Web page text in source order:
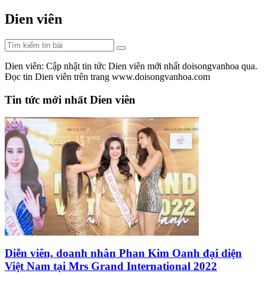
Dien viên
Dien viên: Cập nhật tin tức Dien viên mới nhất doisongvanhoa qua.
Đọc tin Dien viên trên trang www.doisongvanhoa.com
Tin tức mới nhất Dien viên
Diễn viên, doanh nhân Phan Kim Oanh đại diện
Việt Nam tại Mrs Grand International 2022